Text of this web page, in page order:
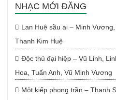
NHẠC MỚI ĐĂNG
Lan Huệ sầu ai – Minh
Thanh Kim Huệ
Độc thủ đại hiệp – Vũ Linh,
Hoa, Tuấn Anh, Vũ Minh Vương
Một kiếp phong trần – Thanh